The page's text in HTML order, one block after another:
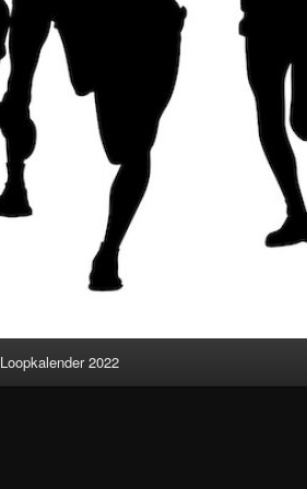
Loopkalender 2022